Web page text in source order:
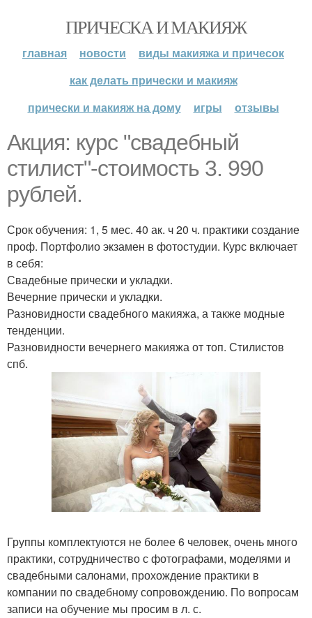
ПРИЧЕСКА И МАКИЯЖ
главная новости
виды макияжа и причесок
как делать прически и макияж
прически и макияж на дому
игры отзывы
Акция: курс "свадебный
стилист"-стоимость 3. 990
рублей.
Срок обучения: 1, 5 мес. 40 ак. ч 20 ч. практики создание
проф. Портфолио экзамен в фотостудии. Курс включает
в себя:
Свадебные прически и укладки.
Вечерние прически и укладки.
Разновидности свадебного макияжа, а также модные
тенденции.
Разновидности вечернего макияжа от топ. Стилистов
спб.
Группы комплектуются не более 6 человек, очень много
практики, сотрудничество с фотографами, моделями и
свадебными салонами, прохождение практики в
компании по свадебному сопровождению. По вопросам
записи на обучение мы просим в л. с.